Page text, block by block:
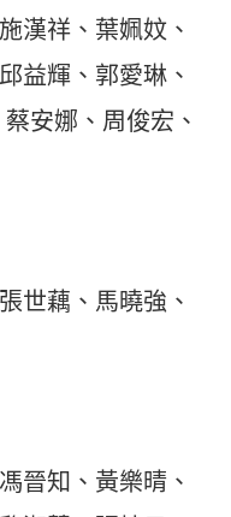
漢祥、葉姵妏、
益輝、郭愛琳、
安娜、周俊宏、
世藕、馬曉強、
晉知、黃樂晴、